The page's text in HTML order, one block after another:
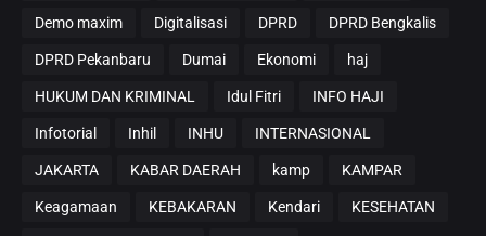
Demo maxim Digitalisasi DPRD DPRD Bengkalis
DPRD Pekanbaru Dumai Ekonomi haj
HUKUM DAN KRIMINAL Idul Fitri INFO HAJI
Infotorial Inhil INHU INTERNASIONAL
JAKARTA KABAR DAERAH kamp KAMPAR
Keagamaan KEBAKARAN Kendari KESEHATAN